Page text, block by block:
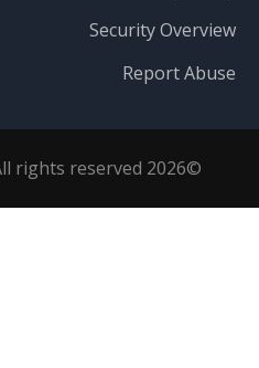
Security Overview
Report Abuse
©2026 by Visual Paradigm. All rights reserved.